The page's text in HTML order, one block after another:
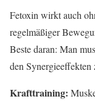
Fetoxin wirkt auch
regelmäßiger
Beste daran: Man
den
Krafttraining: